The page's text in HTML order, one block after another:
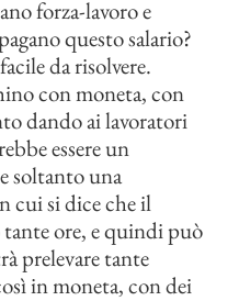
forza-lavoro e
questo salario?
da risolvere.
con moneta, con
dando ai lavoratori
essere un
soltanto una
cui si dice che il
tante ore, e quindi può
prelevare tante
in moneta, con dei